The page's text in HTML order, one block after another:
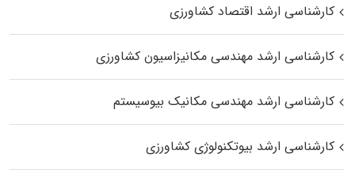
کارشناسی ارشد اقتصاد کشاورزی
کارشناسی ارشد مهندسی مکانیزاسیون کشاورزی
کارشناسی ارشد مهندسی مکانیک بیوسیستم
کارشناسی ارشد بیوتکنولوژی کشاورزی